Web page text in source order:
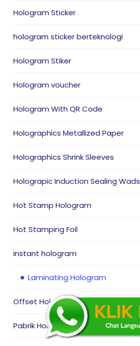
Hologram Sticker
hologram sticker berteknologi
Hologram Stiker
Hologram voucher
Hologram With QR Code
Holographics Metallized Paper
Holographics Shrink Sleeves
Holograpic Induction Sealing Wads
Hot Stamp Hologram
Hot Stamping Foil
instant hologram
Laminating Hologram
Offset Hologram
Pabrik Hologram